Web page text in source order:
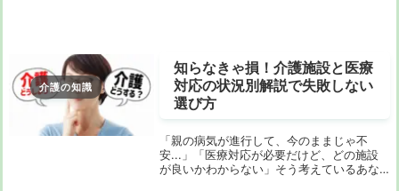
介護の知識
知らなきゃ損！介護施設と医療
対応の状況別解説で失敗しない
選び方
「親の病気が進行して、今のままじゃ不
安...」「医療対応が必要だけど、どの施設
が良いかわからない」そう考えているあな